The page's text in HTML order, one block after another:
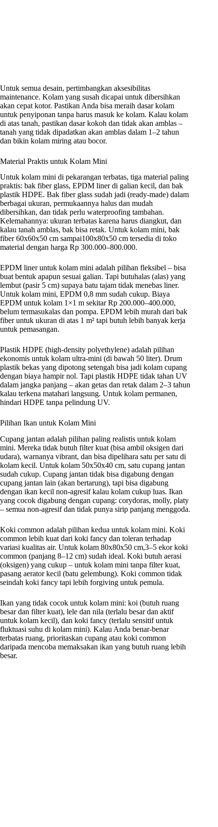
Untuk semua desain, pertimbangkan aksesibilitas
maintenance. Kolam yang susah dicapai untuk dibersihkan
akan cepat kotor. Pastikan Anda bisa meraih dasar kolam
untuk penyiponan tanpa harus masuk ke kolam. Kalau kolam
di atas tanah, pastikan dasar kokoh dan tidak akan amblas –
tanah yang tidak dipadatkan akan amblas dalam 1–2 tahun
dan bikin kolam miring atau bocor.
Material Praktis untuk Kolam Mini
Untuk kolam mini di pekarangan terbatas, tiga material paling
praktis: bak fiber glass, EPDM liner di galian kecil, dan bak
plastik HDPE. Bak fiber glass sudah jadi (ready-made) dalam
berbagai ukuran, permukaannya halus dan mudah
dibersihkan, dan tidak perlu waterproofing tambahan.
Kelemahannya: ukuran terbatas karena harus diangkut, dan
kalau tanah amblas, bak bisa retak. Untuk kolam mini, bak
fiber 60x60x50 cm sampai100x80x50 cm tersedia di toko
material dengan harga Rp 300.000–800.000.
EPDM liner untuk kolam mini adalah pilihan fleksibel – bisa
buat bentuk apapun sesuai galian. Tapi butuhalas (alas) yang
lembut (pasir 5 cm) supaya batu tajam tidak menebas liner.
Untuk kolam mini, EPDM 0,8 mm sudah cukup. Biaya
EPDM untuk kolam 1×1 m sekitar Rp 200.000–400.000,
belum termasukalas dan pompa. EPDM lebih murah dari bak
fiber untuk ukuran di atas 1 m² tapi butuh lebih banyak kerja
untuk pemasangan.
Plastik HDPE (high-density polyethylene) adalah pilihan
ekonomis untuk kolam ultra-mini (di bawah 50 liter). Drum
plastik bekas yang dipotong setengah bisa jadi kolam cupang
dengan biaya hampir nol. Tapi plastik HDPE tidak tahan UV
dalam jangka panjang – akan getas dan retak dalam 2–3 tahun
kalau terkena matahari langsung. Untuk kolam permanen,
hindari HDPE tanpa pelindung UV.
Pilihan Ikan untuk Kolam Mini
Cupang jantan adalah pilihan paling realistis untuk kolam
mini. Mereka tidak butuh filter kuat (bisa ambil oksigen dari
udara), warnanya vibrant, dan bisa dipelihara satu per satu di
kolam kecil. Untuk kolam 50x50x40 cm, satu cupang jantan
sudah cukup. Cupang jantan tidak bisa digabung dengan
cupang jantan lain (akan bertarung), tapi bisa digabung
dengan ikan kecil non-agresif kalau kolam cukup luas. Ikan
yang cocok digabung dengan cupang: corydoras, molly, platy
– semua non-agresif dan tidak punya sirip panjang menggoda.
Koki common adalah pilihan kedua untuk kolam mini. Koki
common lebih kuat dari koki fancy dan toleran terhadap
variasi kualitas air. Untuk kolam 80x80x50 cm,3–5 ekor koki
common (panjang 8–12 cm) sudah ideal. Koki butuh aerasi
(oksigen) yang cukup – untuk kolam mini tanpa filter kuat,
pasang aerator kecil (batu gelembung). Koki common tidak
seindah koki fancy tapi lebih forgiving untuk pemula.
Ikan yang tidak cocok untuk kolam mini: koi (butuh ruang
besar dan filter kuat), lele dan nila (terlalu besar dan aktif
untuk kolam kecil), dan koki fancy (terlalu sensitif untuk
fluktuasi suhu di kolam mini). Kalau Anda benar-benar
terbatas ruang, prioritaskan cupang atau koki common
daripada mencoba memaksakan ikan yang butuh ruang lebih
besar.